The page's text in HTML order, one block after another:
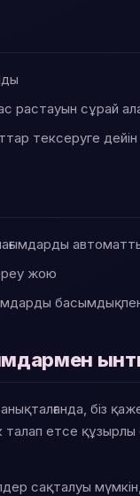
растауын сұрай
тексеруге
жою
біз
талап етсе
сақталуы